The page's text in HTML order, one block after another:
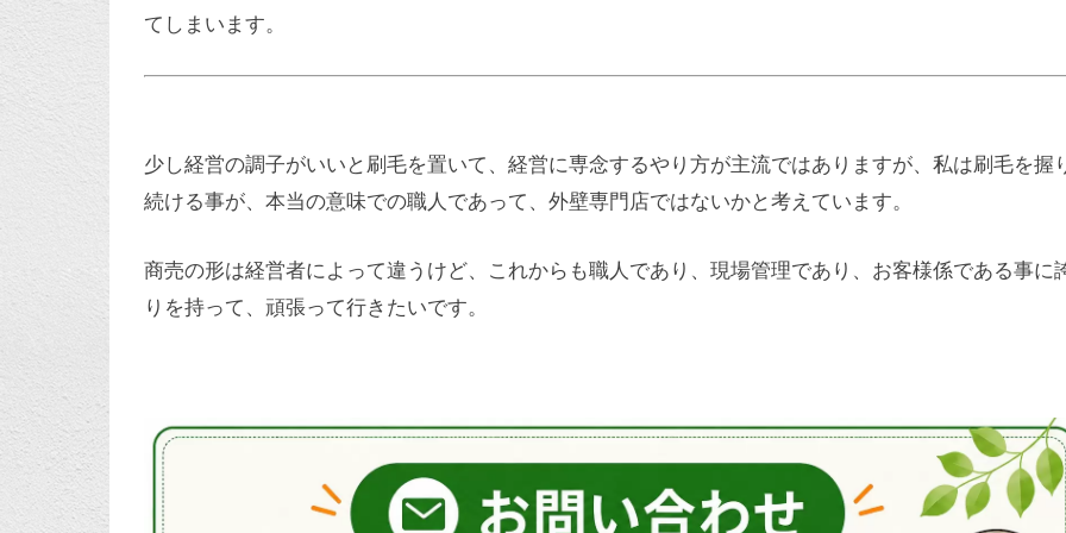
てしまいます。
少し経営の調子がいいと刷毛を置いて、経営に専念するやり方が主流ではありますが、私は刷毛を握
続ける事が、本当の意味での職人であって、外壁専門店ではないかと考えています。
商売の形は経営者によって違うけど、これからも職人であり、現場管理であり、お客様係である事に
りを持って、頑張って行きたいです。